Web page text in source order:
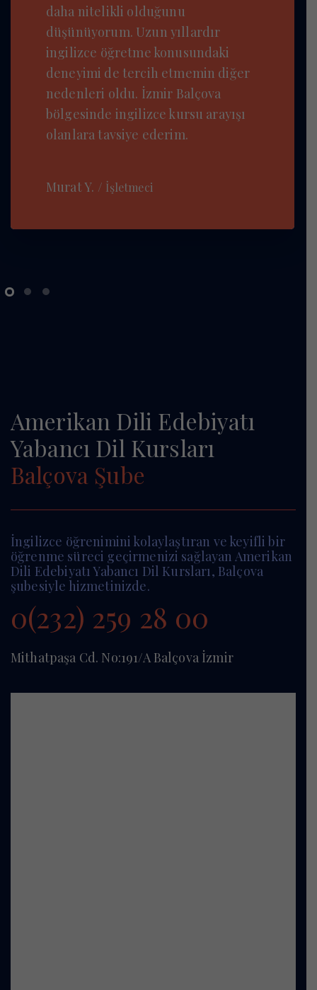
daha nitelikli olduğunu
düşünüyorum. Uzun yıllardır
ingilizce öğretme konusundaki
deneyimi de tercih etmemin diğer
nedenleri oldu. İzmir Balçova
bölgesinde ingilizce kursu arayışı
olanlara tavsiye ederim.
Murat Y. İşletmeci
Amerikan Dili Edebiyatı
Yabancı Dil Kursları
Balçova Şube
İngilizce öğrenimini kolaylaştıran ve keyifli bir
öğrenme süreci geçirmenizi sağlayan Amerikan
Dili Edebiyatı Yabancı Dil Kursları, Balçova
şubesiyle hizmetinizde.
0(232) 259 28 00
Mithatpaşa Cd. No:191/A Balçova İzmir